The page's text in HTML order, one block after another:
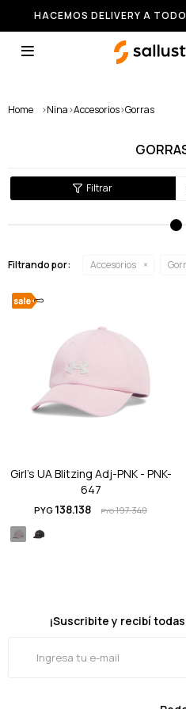
HACEMOS DELIVERY A
RUNNING

Home >Nina>Accesorios>Gorras
Filtrando por: Accesorios
Girl's UA Blitzing Adj-PNK - PNK-
647
PYG 138.138 PYG197.340
¡Suscribite y recibí